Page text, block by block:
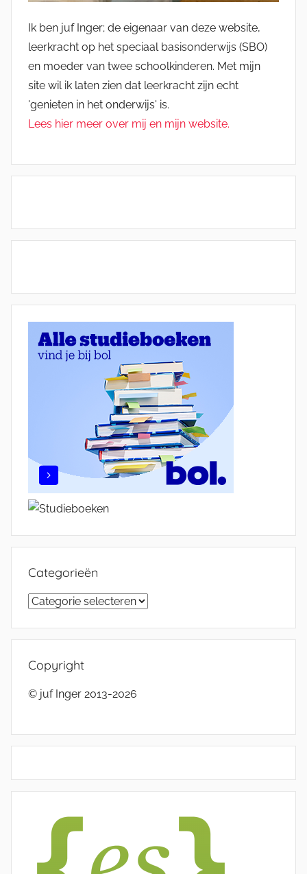
Ik ben juf Inger; de eigenaar van deze website,
leerkracht op het speciaal basisonderwijs (SBO)
en moeder van twee schoolkinderen. Met mijn
site wil ik laten zien dat leerkracht zijn echt
'genieten in het onderwijs' is.
Lees hier meer over mij en mijn website.
Categorieën
Categorieën
Copyright
© juf Inger 2013-2026